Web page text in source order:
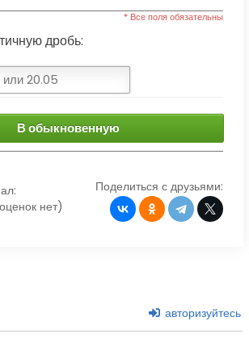
* Все поля обязательны
дробь:
В обыкновенную
нет)
Поделиться с друзьями:
авторизуйтесь